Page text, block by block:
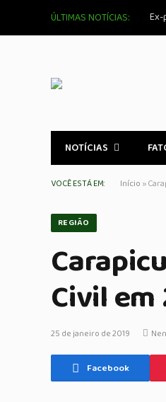
ÚLTIMAS NOTÍCIAS:
NOTÍCIAS
VOCÊ ESTÁ EM: Início »
REGIÃO
Civil em
25 de janeiro de 2019
Facebook